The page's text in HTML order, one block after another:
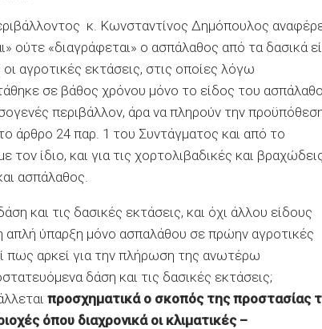
κ. Κωνσταντίνος Δημόπουλος
ούτε «διαγράφεται» ο ασπάλαθος από τα δασικά
αγροτικές εκτάσεις, στις οποίες λόγω
σε βάθος χρόνου μόνο το είδος του
περιβάλλον, άρα να πληρούν την
άρθρο 24 παρ. 1 του Συντάγματος και από το
ίδιο, και για τις χορτολιβαδικές και
ασπάλαθος.
και τις δασικές εκτάσεις, και όχι άλλου είδους
απλή ύπαρξη μόνο ασπαλάθου σε πρώην αγροτικές
πως αρκεί για την πλήρωση της ανωτέρω
δάση και τις δασικές εκτάσεις;
προσχηματικά ο σκοπός της προστασίας
όπου διαχρονικά οι κλιματικές –